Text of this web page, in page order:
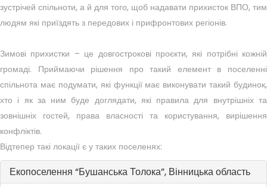
зустрічей спільноти, а й для того, щоб надавати прихисток ВПО, тим
людям які приїздять з передових і прифронтових регіонів.
Зимові прихистки – це довгострокові проєкти, які потрібні кожній
громаді. Приймаючи рішення про такий елемент в поселенні
спільнота має подумати, які функції має виконувати такий будинок,
хто і як за ним буде доглядати, які правила для внутрішніх та
зовнішніх гостей, права власності та користування, вирішення
конфліктів.
Відтепер такі локації є у таких поселенях:
Екопоселення “Бушанська Толока”, Вінницька область